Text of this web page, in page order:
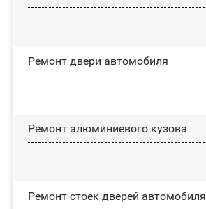
Ремонт двери автомобиля
Ремонт алюминиевого кузова
Ремонт стоек дверей автомобиля